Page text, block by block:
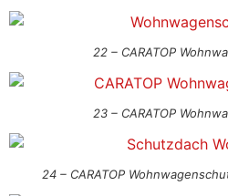
22 – CARATOP
23 – CARATOP
24 – CARATOP